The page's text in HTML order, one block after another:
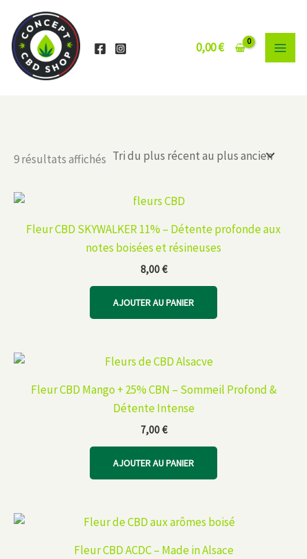
contenu
0,00€
9 résultats affichés Trié
récent
ancien
Fleur CBD SKYWALKER 11% – Détente profonde aux
notes boisées et résineuses
8,00€
AJOUTER AU PANIER
Fleur CBD Mango + 25% CBN – Sommeil Profond &
Détente Intense
7,00€
AJOUTER AU PANIER
Fleur CBD ACDC – Made in Alsace